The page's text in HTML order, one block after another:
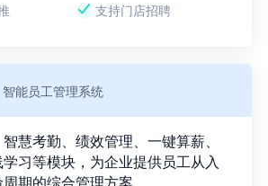
支持门店招聘
智能员工管理系统
慧考勤、绩效管理、一键算薪、
习等模块，为企业提供员工从入
期的综合管理方案